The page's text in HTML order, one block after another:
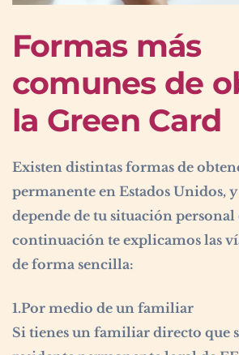
Formas más
comunes de
la Green Card
Existen distintas formas de
permanente en Estados Unidos,
depende de tu situación
continuación te explicamos las
de forma sencilla:
1.Por medio de un familiar
Si tienes un familiar directo que